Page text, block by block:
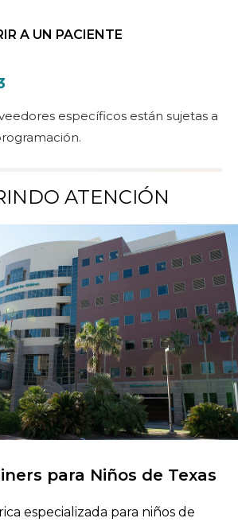
A UN PACIENTE
específicos están sujetas a
ATENCIÓN
para Niños de Texas
especializada para niños de